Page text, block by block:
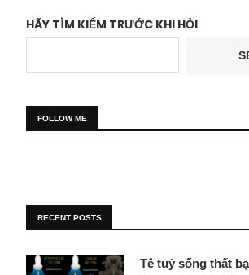
HÃY TÌM KIẾM TRƯỚC KHI HỎI
FOLLOW ME
RECENT POSTS
Tê tuỷ sống thất